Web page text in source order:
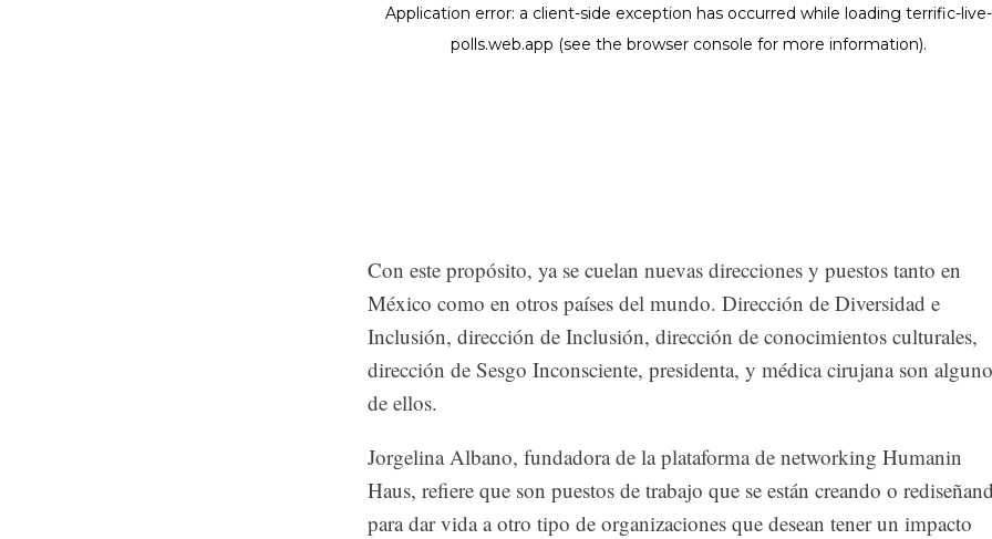
Con este propósito, ya se cuelan nuevas direcciones y puestos tanto en
México como en otros países del mundo. Dirección de Diversidad e
Inclusión, dirección de Inclusión, dirección de conocimientos culturales,
dirección de Sesgo Inconsciente, presidenta, y médica cirujana son
de ellos.
Jorgelina Albano, fundadora de la plataforma de networking Humanin
Haus, refiere que son puestos de trabajo que se están creando o
para dar vida a otro tipo de organizaciones que desean tener un impacto